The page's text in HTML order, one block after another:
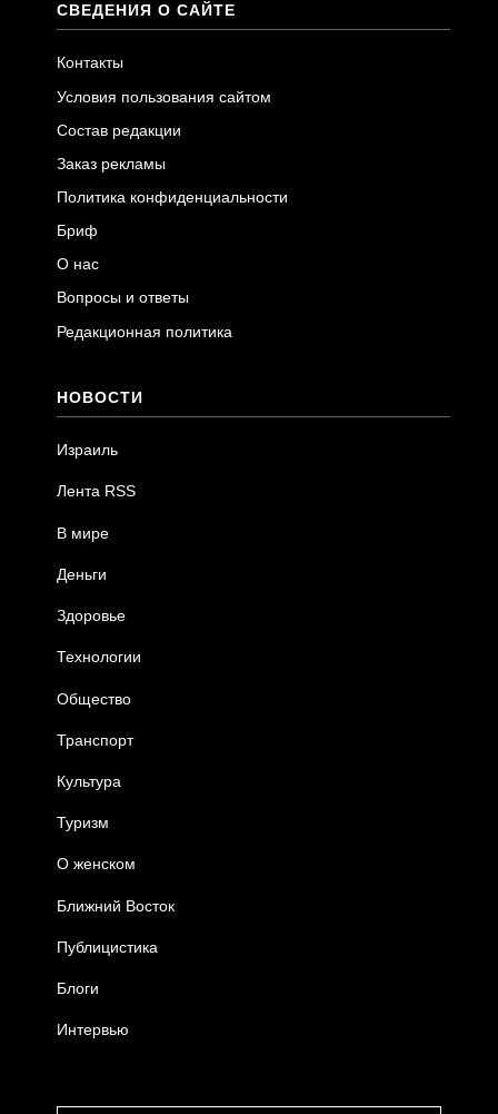
СВЕДЕНИЯ О САЙТЕ
Контакты
Условия пользования сайтом
Состав редакции
Заказ рекламы
Политика конфиденциальности
Бриф
О нас
Вопросы и ответы
Редакционная политика
НОВОСТИ
Израиль
Лента RSS
В мире
Деньги
Здоровье
Технологии
Общество
Транспорт
Культура
Туризм
О женском
Ближний Восток
Публицистика
Блоги
Интервью